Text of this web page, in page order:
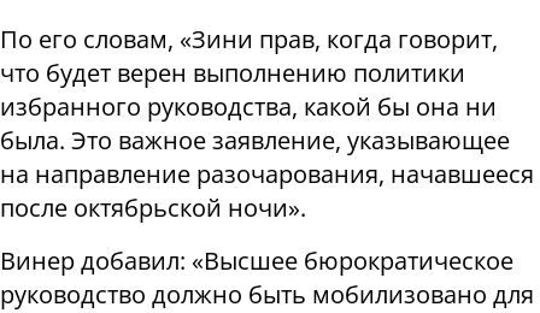
По его словам, «Зини прав, когда говорит,
что будет верен выполнению политики
избранного руководства, какой бы она ни
была. Это важное заявление, указывающее
на направление разочарования, начавшееся
после октябрьской ночи».
Винер добавил: «Высшее бюрократическое
руководство должно быть мобилизовано для